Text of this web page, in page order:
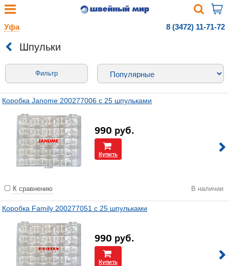
Уфа 8 (3472) 11-71-72
Шпульки
Фильтр
Коробка Janome 200277006 с 25 шпульками
990 руб.
Купить
К сравнению В наличии
Коробка Family 200277051 с 25 шпульками
990 руб.
Купить